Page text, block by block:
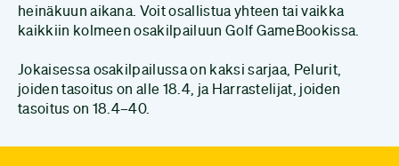
heinäkuun aikana. Voit osallistua yhteen tai vaikka
kaikkiin kolmeen osakilpailuun Golf GameBookissa.
Jokaisessa osakilpailussa on kaksi sarjaa, Pelurit,
joiden tasoitus on alle 18.4, ja Harrastelijat, joiden
tasoitus on 18.4–40.